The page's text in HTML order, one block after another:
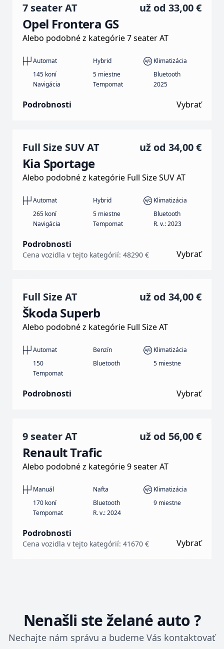
7 seater AT už od 33,00 €
Opel Frontera GS
Alebo podobné z kategórie 7 seater AT
Automat Hybrid
Klimatizácia
145 koní
5 miestne
Bluetooth
Navigácia
Tempomat 2025
Podrobnosti Vybrať
Full Size SUV AT už od 34,00 €
Kia Sportage
Alebo podobné z kategórie Full Size SUV AT
Automat Hybrid
Klimatizácia
265 koní
5 miestne
Bluetooth
Navigácia
Tempomat R. v.: 2023
Podrobnosti
Cena vozidla v tejto kategórií: 48290 € Vybrať
Full Size AT už od 34,00 €
Škoda Superb
Alebo podobné z kategórie Full Size AT
Automat Benzín
Klimatizácia
150
Bluetooth
5 miestne
Tempomat
Podrobnosti Vybrať
9 seater AT už od 56,00 €
Renault Trafic
Alebo podobné z kategórie 9 seater AT
Manuál Nafta
Klimatizácia
170 koní
Bluetooth
9 miestne
Tempomat
R. v.: 2024
Podrobnosti
Cena vozidla v tejto kategórií: 41670 € Vybrať
Nenašli ste želané auto ?
Nechajte nám správu a budeme Vás kontaktovať